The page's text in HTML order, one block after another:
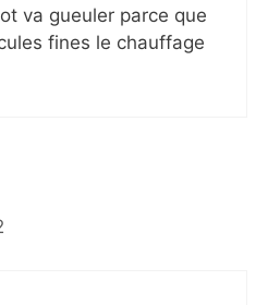
va gueuler parce que
fines le chauffage